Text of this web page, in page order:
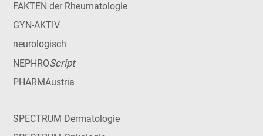
FAKTEN der Rheumatologie
GYN-AKTIV
neurologisch
NEPHROScript
PHARMAustria
SPECTRUM Dermatologie